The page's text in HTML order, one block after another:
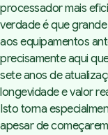
processador mais
verdade é que
aos equipamentos
precisamente aqui
sete anos de
longevidade e valor
Isto torna
apesar de